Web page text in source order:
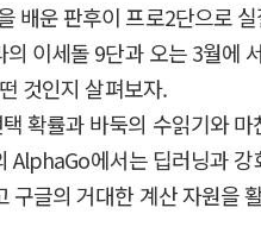
운 판후이 프로2단으로
이세돌 9단과 오는 3월에
것인지 살펴보자.
확률과 바둑의 수읽기와
AlphaGo에서는 딥러닝과
글의 거대한 계산 자원을